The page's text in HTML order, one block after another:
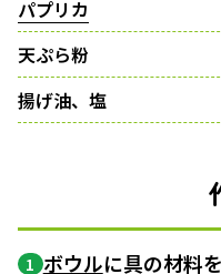
パプリカ
天ぷら粉
揚げ油、塩
1 ボウルに具の材料